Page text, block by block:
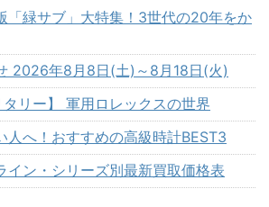
「緑サブ」大特集！3世代の20年をか
2026年8月8日(土)～8月18日(火)
タリー】 軍用ロレックスの世界
人へ！おすすめの高級時計BEST3
イン・シリーズ別最新買取価格表